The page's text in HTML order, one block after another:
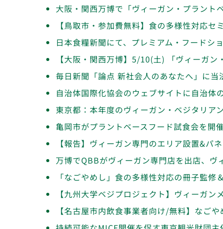
大阪・関西万博で「ヴィーガン・プラント
【鳥取市・参加費無料】食の多様性対応
日本食糧新聞にて、プレミアム・フードシ
【大阪・関西万博】5/10(土) 「ヴィーガ
毎日新聞「論点 新社会人のあなたへ」に
自治体国際化協会のウェブサイトに自治体
東京都：本年度のヴィーガン・ベジタリア
亀岡市がプラントベースフード試食会を開
【報告】ヴィーガン専門のエリア設置&パ
万博でQBBがヴィーガン専門店を出店、
「なごやめし」食の多様性対応の冊子監
【九州大学ベジプロジェクト】ヴィーガ
【名古屋市内飲食事業者向け/無料】なご